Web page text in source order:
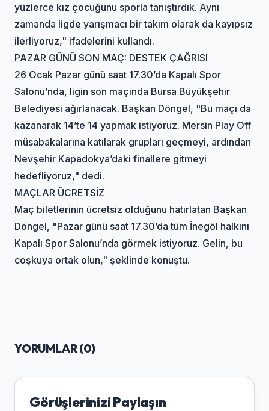
yüzlerce kız çocuğunu sporla tanıştırdık. Aynı
zamanda ligde yarışmacı bir takım olarak da kayıpsız
ilerliyoruz," ifadelerini kullandı.
PAZAR GÜNÜ SON MAÇ: DESTEK ÇAĞRISI
26 Ocak Pazar günü saat 17.30’da Kapalı Spor
Salonu’nda, ligin son maçında Bursa Büyükşehir
Belediyesi ağırlanacak. Başkan Döngel, "Bu maçı da
kazanarak 14’te 14 yapmak istiyoruz. Mersin Play Off
müsabakalarına katılarak grupları geçmeyi, ardından
Nevşehir Kapadokya’daki finallere gitmeyi
hedefliyoruz," dedi.
MAÇLAR ÜCRETSİZ
Maç biletlerinin ücretsiz olduğunu hatırlatan Başkan
Döngel, "Pazar günü saat 17.30’da tüm İnegöl halkını
Kapalı Spor Salonu’nda görmek istiyoruz. Gelin, bu
coşkuya ortak olun," şeklinde konuştu.
YORUMLAR (0)
Görüşlerinizi Paylaşın